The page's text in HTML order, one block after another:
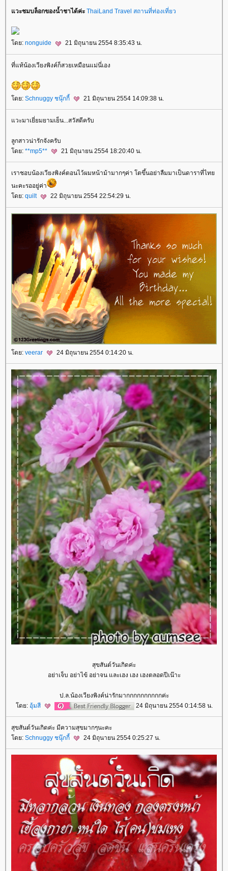
วะชมบล็อกของน้ำชาได้ค่ะ ThaiLand Travel สถานที่ท่องเที่ยว
ดย: nonguide 21 มิถุนายน 2554 8:35:43 น.
ที่แท้น้องเวียงพิงค์ก็สวยเหมือนแม่นี่เอง
ดย: Schnuggy ชนุ๊กกี้ 21 มิถุนายน 2554 14:09:38 น.
วะมาเยี่ยมยามเย็น...สวัสดีครับ
ลูกสาวน่ารักจังครับ
ดย: **mp5** 21 มิถุนายน 2554 18:20:40 น.
เราชอบน้องเวียงพิงค์ตอนไว้ผมหน้าม้ามากๆค่า โตขึ้นอย่าลืมมาเป็นดาราที่ไท
นะคะรออยู่ค่า
ดย: quilt 22 มิถุนายน 2554 22:54:29 น.
ดย: veerar 24 มิถุนายน 2554 0:14:20 น.
สุขสันต์วันเกิดค่ะ
อย่าเจ็บ อย่าไข้ อย่าจน และเฮง เฮง เฮงตลอดปีเน๊าะ
ป.ล.น้องเวียงพิงค์น่ารักมากกกกกกกกกกค่ะ
ดย: อุ้มสี 24 มิถุนายน 2554 0:14:58 น.
สุขสันต์วันเกิดค่ะ มีความสุขมากๆนะคะ
ดย: Schnuggy ชนุ๊กกี้ 24 มิถุนายน 2554 0:25:27 น.